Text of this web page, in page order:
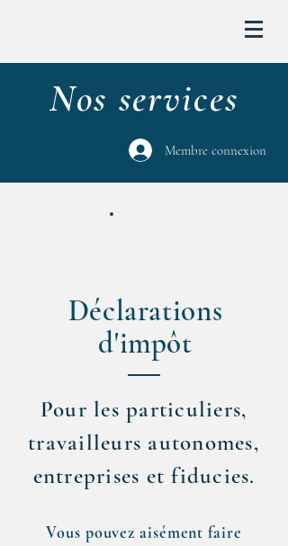
Nos services
Membre connexion
Déclarations
d'impôt
Pour les particuliers,
travailleurs autonomes,
entreprises et fiducies.
Vous pouvez aisément faire